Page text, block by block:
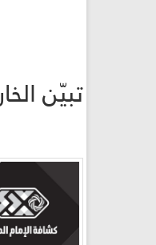
تبيّن